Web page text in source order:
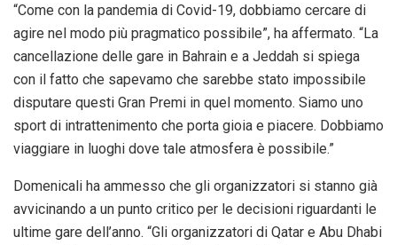
“Come con la pandemia di Covid-19, dobbiamo cercare di
agire nel modo più pragmatico possibile”, ha affermato. “La
cancellazione delle gare in Bahrain e a Jeddah si spiega
con il fatto che sapevamo che sarebbe stato impossibile
disputare questi Gran Premi in quel momento. Siamo uno
sport di intrattenimento che porta gioia e piacere. Dobbiamo
viaggiare in luoghi dove tale atmosfera è possibile.”
Domenicali ha ammesso che gli organizzatori si stanno già
avvicinando a un punto critico per le decisioni riguardanti le
ultime gare dell’anno. “Gli organizzatori di Qatar e Abu Dhabi